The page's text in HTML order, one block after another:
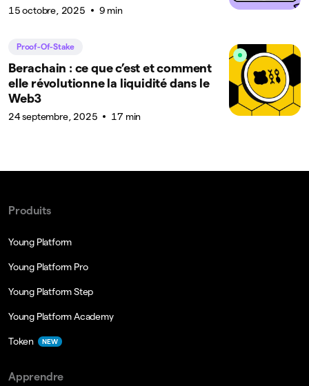
15 octobre, 2025 9 min
Proof-Of-Stake
Berachain : ce que c’est et comment
elle révolutionne la liquidité dans le
Web3
24 septembre, 2025 17 min
Produits
Young Platform
Young Platform Pro
Young Platform Step
Young Platform Academy
Token NEW
Apprendre